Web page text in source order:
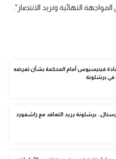
النهائية ونريد الانتصار".
فينيسيوس أمام المحكمة بشأن تعرضه
في برشلونة
برشلونة يريد التعاقد مع راشفورد